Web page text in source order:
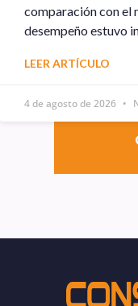
comparación con el
desempeño estuvo
LEER ARTÍCULO
4 de agosto de 2026